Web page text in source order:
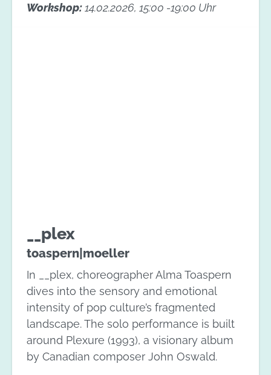
Workshop: 14.02.2026, 15:00 -19:00 Uhr
__plex
toaspern|moeller
In __plex, choreographer Alma Toaspern
dives into the sensory and emotional
intensity of pop culture’s fragmented
landscape. The solo performance is built
around Plexure (1993), a visionary album
by Canadian composer John Oswald.